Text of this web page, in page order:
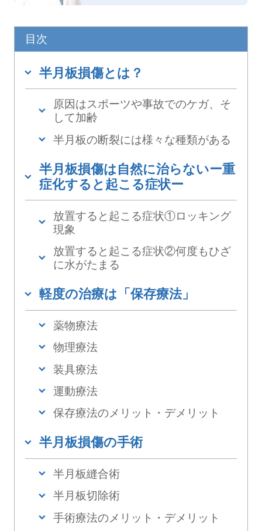
目次
半月板損傷とは？
原因はスポーツや事故でのケガ、そ
して加齢
半月板の断裂には様々な種類がある
半月板損傷は自然に治らないー重
症化すると起こる症状ー
放置すると起こる症状①ロッキング
現象
放置すると起こる症状②何度もひざ
に水がたまる
軽度の治療は「保存療法」
薬物療法
物理療法
装具療法
運動療法
保存療法のメリット・デメリット
半月板損傷の手術
半月板縫合術
半月板切除術
手術療法のメリット・デメリット